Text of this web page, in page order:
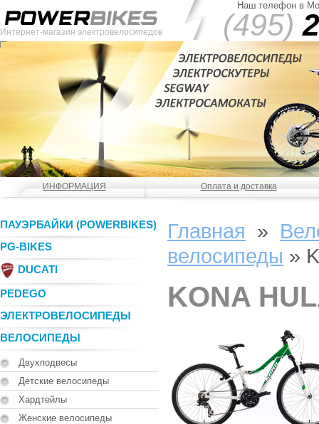
Интернет-магазин электровелосипедов
Наш телефон в
(495)
ИНФОРМАЦИЯ Оплата и доставка
ПАУЭРБАЙКИ (POWERBIKES)
PG-BIKES
DUCATI
PEDEGO
ЭЛЕКТРОВЕЛОСИПЕДЫ
ВЕЛОСИПЕДЫ
Двухподвесы
Детские велосипеды
Хардтейлы
Женские велосипеды
Главная »
велосипеды »
KONA